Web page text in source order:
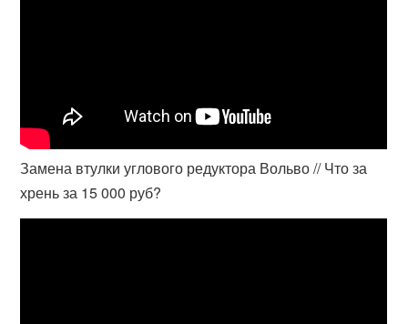
Замена втулки углового редуктора Вольво // Что за
хрень за 15 000 руб?